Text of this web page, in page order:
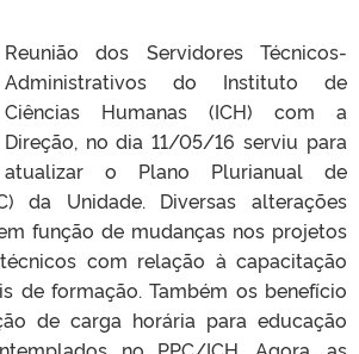
Reunião dos Servidores Técnicos-
Administrativos do Instituto de
Ciências Humanas (ICH) com a
Direção, no dia 11/05/16 serviu para
atualizar o Plano Plurianual de
da Unidade. Diversas alterações
função de mudanças nos projetos
com relação à capacitação
de formação. Também os benefício
de carga horária para educação
no PPC/ICH. Agora, as